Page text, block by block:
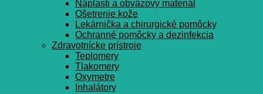
Náplasti a obväzový materiál
Ošetrenie kože
Lekárnička a chirurgické pomôcky
Ochranné pomôcky a dezinfekcia
Zdravotnícke prístroje
Teplomery
Tlakomery
Oxymetre
Inhalátory